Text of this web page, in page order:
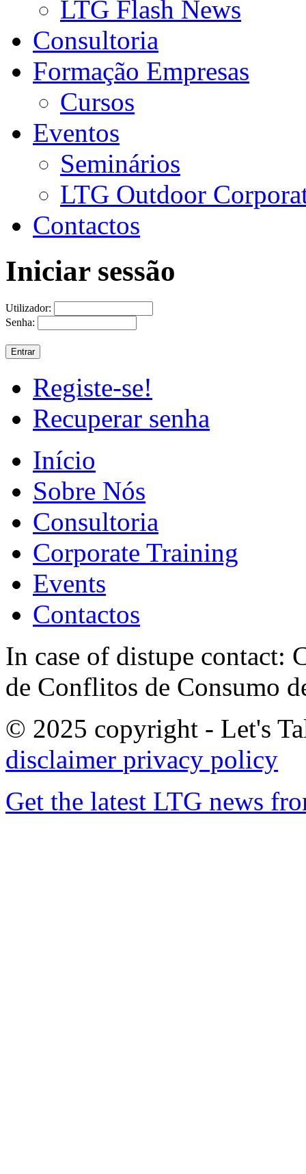
LTG Flash News
Consultoria
Formação Empresas
Cursos
Eventos
Seminários
LTG Outdoor
Contactos
Iniciar sessão
Utilizador:
Senha:
Registe-se!
Recuperar senha
Início
Sobre Nós
Consultoria
Corporate Training
Events
Contactos
In case of distupe contact:
de Conflitos de Consumo
© 2025 copyright - Let's
disclaimer privacy policy
Get the latest LTG news